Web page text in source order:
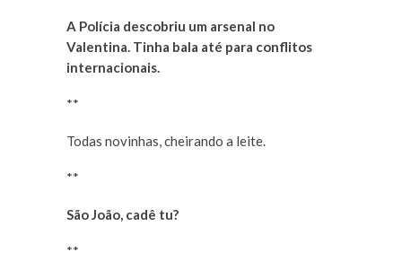
A Polícia descobriu um arsenal no
Valentina. Tinha bala até para conflitos
internacionais.
**
Todas novinhas, cheirando a leite.
**
São João, cadê tu?
**